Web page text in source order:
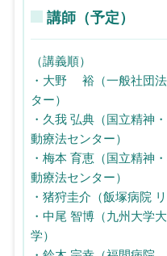
講師（予定）
（講義順）
・大野 裕（一般社団
ター）
・久我 弘典（国立精神
動療法センター）
・梅本 育恵（国立精神
動療法センター）
・猪狩圭介（飯塚病院
・中尾 智博（九州大学
学）